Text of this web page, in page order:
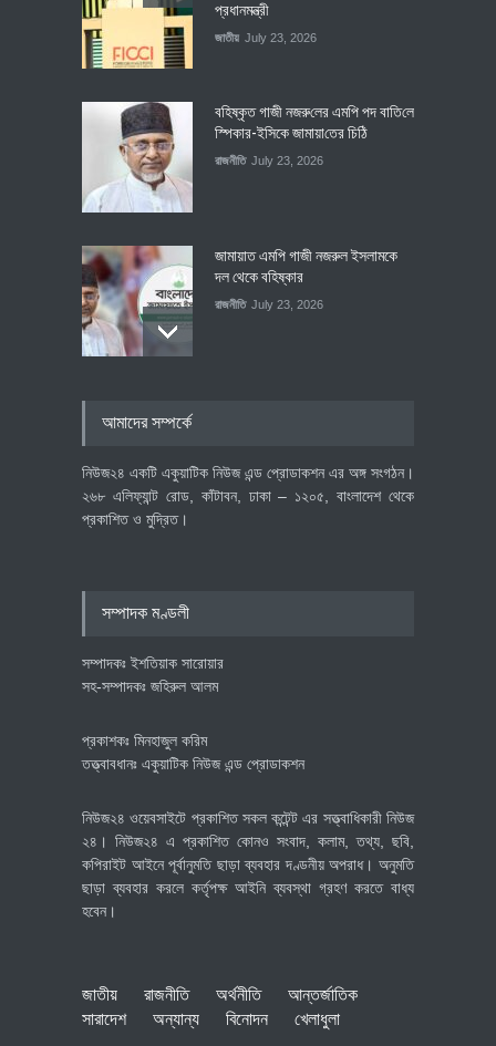
প্রধানমন্ত্রী
জাতীয় July 23, 2026
বহিষ্কৃত গাজী নজরু‌লের এম‌পি পদ বা‌তি‌লে
স্পিকার-ইসিকে জামায়া‌তের চি‌ঠি
রাজনীতি July 23, 2026
জামায়াত এমপি গাজী নজরুল ইসলামকে
দল থেকে বহিষ্কার
রাজনীতি July 23, 2026
আমাদের সম্পর্কে
নিউজ২৪ একটি একুয়াটিক নিউজ এন্ড প্রোডাকশন এর অঙ্গ সংগঠন।
২৬৮ এলিফ্যান্ট রোড, কাঁটাবন, ঢাকা – ১২০৫, বাংলাদেশ থেকে
প্রকাশিত ও মুদ্রিত।
সম্পাদক মণ্ডলী
সম্পাদকঃ ইশতিয়াক সারোয়ার
সহ-সম্পাদকঃ জহিরুল আলম
প্রকাশকঃ মিনহাজুল করিম
তত্ত্বাবধানঃ একুয়াটিক নিউজ এন্ড প্রোডাকশন
নিউজ২৪ ওয়েবসাইটে প্রকাশিত সকল কন্টেন্ট এর সত্ত্বাধিকারী নিউজ
২৪। নিউজ২৪ এ প্রকাশিত কোনও সংবাদ, কলাম, তথ্য, ছবি,
কপিরাইট আইনে পূর্বানুমতি ছাড়া ব্যবহার দণ্ডনীয় অপরাধ। অনুমতি
ছাড়া ব্যবহার করলে কর্তৃপক্ষ আইনি ব্যবস্থা গ্রহণ করতে বাধ্য
হবেন।
জাতীয় রাজনীতি অর্থনীতি
আন্তর্জাতিক
সারাদেশ
অন্যান্য বিনোদন খেলাধুলা